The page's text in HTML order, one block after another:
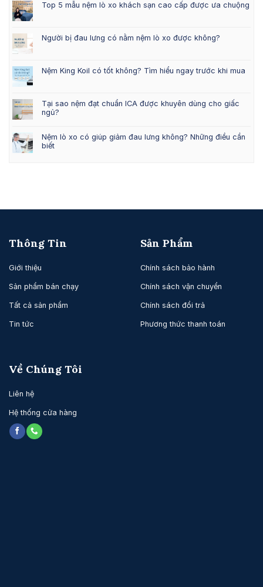
Top 5 mẫu nệm lò xo khách sạn cao cấp được ưa chuộng
Người bị đau lưng có nằm nệm lò xo được không?
Nệm King Koil có tốt không? Tìm hiểu ngay trước khi mua
Tại sao nệm đạt chuẩn ICA được khuyên dùng cho giấc
ngủ?
Nệm lò xo có giúp giảm đau lưng không? Những điều cần
biết
Thông Tin
Giới thiệu
Sản phẩm bán chạy
Tất cả sản phẩm
Tin tức
Sản Phẩm
Chính sách bảo hành
Chính sách vận chuyển
Chính sách đổi trả
Phương thức thanh toán
Về Chúng Tôi
Liên hệ
Hệ thống cửa hàng